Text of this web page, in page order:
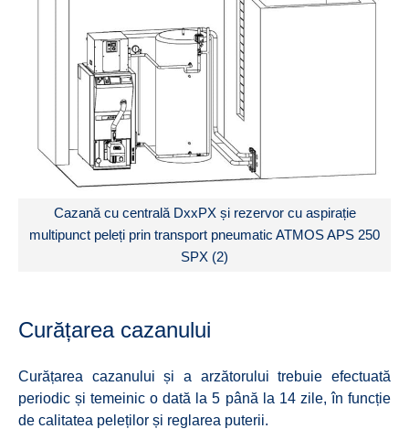
Cazană cu centrală DxxPX și rezervor cu aspirație
multipunct peleți prin transport pneumatic ATMOS APS 250
SPX (2)
Curățarea cazanului
Curățarea cazanului și a arzătorului trebuie efectuată
periodic și temeinic o dată la 5 până la 14 zile, în funcție
de calitatea peleților și reglarea puterii.